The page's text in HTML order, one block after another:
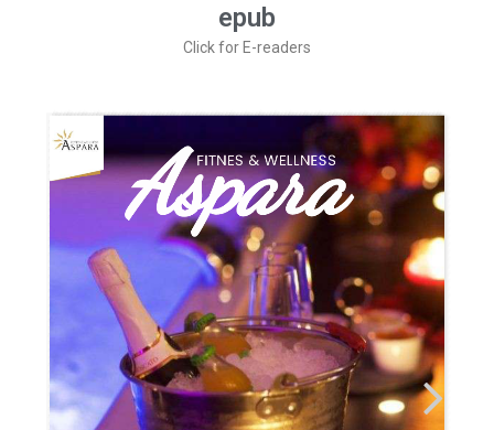
epub
Click for E-readers